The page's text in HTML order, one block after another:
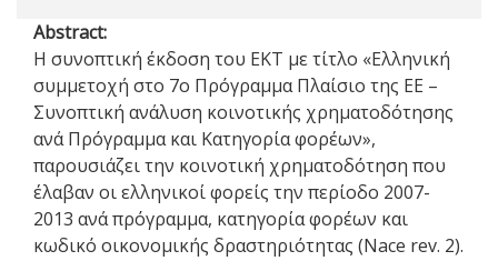
Abstract:
Η συνοπτική έκδοση του ΕΚΤ με τίτλο «Ελληνική
συμμετοχή στο 7ο Πρόγραμμα Πλαίσιο της ΕΕ –
Συνοπτική ανάλυση κοινοτικής χρηματοδότησης
ανά Πρόγραμμα και Κατηγορία φορέων»,
παρουσιάζει την κοινοτική χρηματοδότηση που
έλαβαν οι ελληνικοί φορείς την περίοδο 2007-
2013 ανά πρόγραμμα, κατηγορία φορέων και
κωδικό οικονομικής δραστηριότητας (Nace rev. 2).